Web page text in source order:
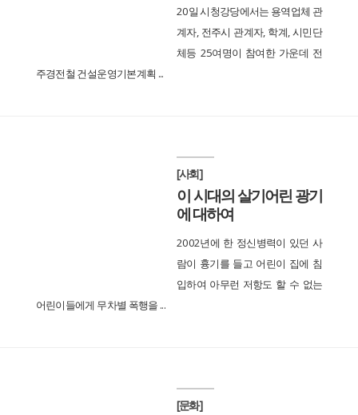
20일 시청강당에서는 용역업체 관
계자, 전주시 관계자, 학계, 시민단
체등 25여명이 참여한 가운데 전
주경전철 건설운영기본계획 ...
[사회]
이 시대의 살기어린 광기
에 대하여
2002년에 한 정신병력이 있던 사
람이 흉기를 들고 어린이 집에 침
입하여 아무런 저항도 할 수 없는
어린이들에게 무차별 폭행을 ...
[문화]